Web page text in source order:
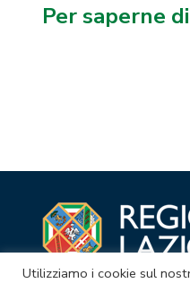
Per saperne
Utilizziamo i cookie sul